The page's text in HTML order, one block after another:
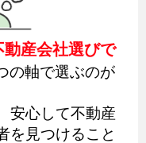
産会社選びで
の軸で選ぶのが
安心して不動産
を見つけること